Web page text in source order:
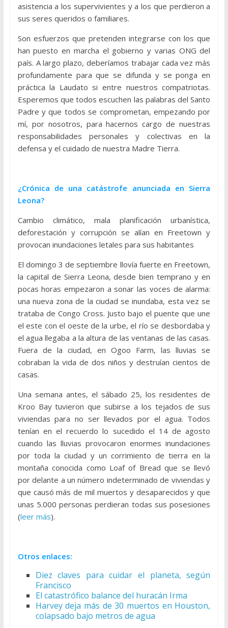
asistencia a los supervivientes y a los que perdieron a
sus seres queridos o familiares.
Son esfuerzos que pretenden integrarse con los que
han puesto en marcha el gobierno y varias ONG del
país. A largo plazo, deberíamos trabajar cada vez más
profundamente para que se difunda y se ponga en
práctica la Laudato si entre nuestros compatriotas.
Esperemos que todos escuchen las palabras del Santo
Padre y que todos se comprometan, empezando por
mí, por nosotros, para hacernos cargo de nuestras
responsabilidades personales y colectivas en la
defensa y el cuidado de nuestra Madre Tierra.
¿Crónica de una catástrofe anunciada en Sierra
Leona?
Cambio climático, mala planificación urbanística,
deforestación y corrupción se alían en Freetown y
provocan inundaciones letales para sus habitantes
El domingo 3 de septiembre llovía fuerte en Freetown,
la capital de Sierra Leona, desde bien temprano y en
pocas horas empezaron a sonar las voces de alarma:
una nueva zona de la ciudad se inundaba, esta vez se
trataba de Congo Cross. Justo bajo el puente que une
el este con el oeste de la urbe, el río se desbordaba y
el agua llegaba a la altura de las ventanas de las casas.
Fuera de la ciudad, en Ogoo Farm, las lluvias se
cobraban la vida de dos niños y destruían cientos de
casas.
Una semana antes, el sábado 25, los residentes de
Kroo Bay tuvieron que subirse a los tejados de sus
viviendas para no ser llevados por el agua. Todos
tenían en el recuerdo lo sucedido el 14 de agosto
cuando las lluvias provocaron enormes inundaciones
por toda la ciudad y un corrimiento de tierra en la
montaña conocida como Loaf of Bread que se llevó
por delante a un número indeterminado de viviendas y
que causó más de mil muertos y desaparecidos y que
unas 5.000 personas perdieran todas sus posesiones
(leer más).
Otros enlaces:
Diez claves para cuidar el planeta, según
Francisco
El catastrófico balance del huracán Irma
Harvey deja más de 30 muertos en Houston,
colapsado bajo metros de agua